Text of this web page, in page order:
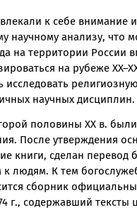
к себе внимание
научному анализу, что
на территории России
на рубеже
научных дисциплин.
половины XX в.
После утверждения
книги, сделан перевод
людям. К тем
сборник
г., содержавший тексты